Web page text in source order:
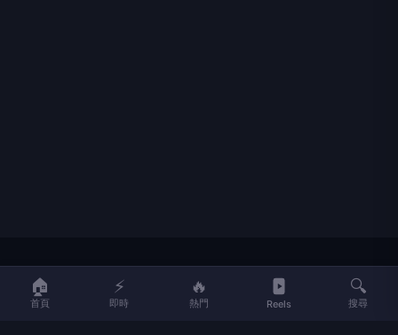
LIFE
LIFE 生活網是台灣領先的生活資訊平台，提供即時新聞、生活、健康、
🏠
首頁
⚡
即時
🔥
熱門 Reels
🔍
搜尋